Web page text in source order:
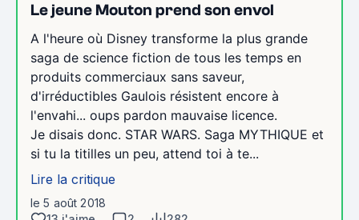
Le jeune Mouton prend son envol
A l'heure où Disney transforme la plus grande
saga de science fiction de tous les temps en
produits commerciaux sans saveur,
d'irréductibles Gaulois résistent encore à
l'envahi... oups pardon mauvaise licence.
Je disais donc. STAR WARS. Saga MYTHIQUE et
si tu la titilles un peu, attend toi à te...
Lire la critique
le 5 août 2018